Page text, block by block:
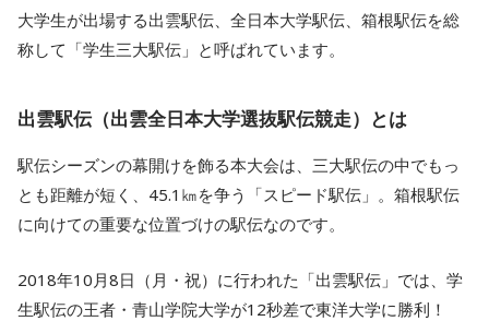
大学生が出場する出雲駅伝、全日本大学駅伝、箱根駅伝を総
称して「学生三大駅伝」と呼ばれています。
出雲駅伝（出雲全日本大学選抜駅伝競走）とは
駅伝シーズンの幕開けを飾る本大会は、三大駅伝の中でもっ
とも距離が短く、45.1㎞を争う「スピード駅伝」。箱根駅伝
に向けての重要な位置づけの駅伝なのです。
2018年10月8日（月・祝）に行われた「出雲駅伝」では、学
生駅伝の王者・青山学院大学が12秒差で東洋大学に勝利！